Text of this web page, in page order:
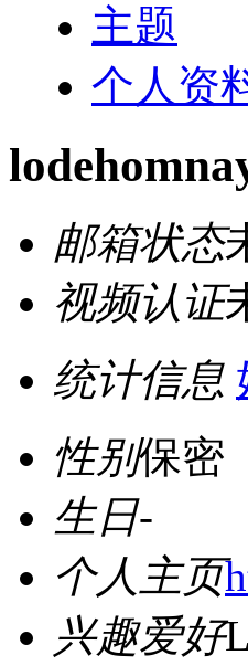
主题
个人资
邮箱状态
视频认证
统计信息
性别保密
生日-
个人主页
兴趣爱好